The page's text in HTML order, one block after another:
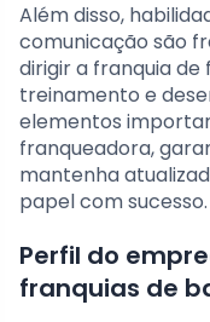
Além disso,
comunicação são
dirigir a franquia
treinamento e
elementos
franqueadora,
mantenha
papel com sucesso.
Perfil do
franquias de